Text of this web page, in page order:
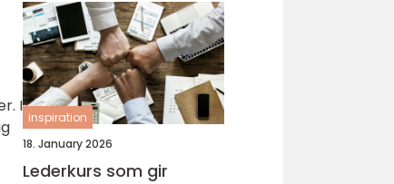
I
inspiration
18. January 2026
Lederkurs som gir